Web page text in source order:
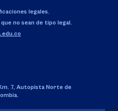
legales.
no sean de tipo legal.
7, Autopista Norte de